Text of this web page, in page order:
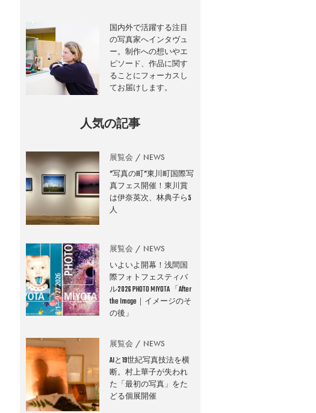
国内外で活躍する注目
の写真家へインタヴュ
ー。制作への想いやエ
ピソード、作品に関す
ることにフォーカスし
てお届けします。
人気の記事
展覧会 NEWS
”写真の町”東川町国際写
真フェス開催！東川賞
は伊奈英次、林典子ら5
人
展覧会 NEWS
いよいよ開幕！浅間国
際フォトフェスティバ
ル2026 PHOTO MIYOTA 「After
the Image｜イメージのそ
の後」
展覧会 NEWS
AIと19世紀写真技法を横
断。村上華子が失われ
た「最初の写真」をた
どる個展開催